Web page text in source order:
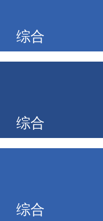
综合
综合
综合